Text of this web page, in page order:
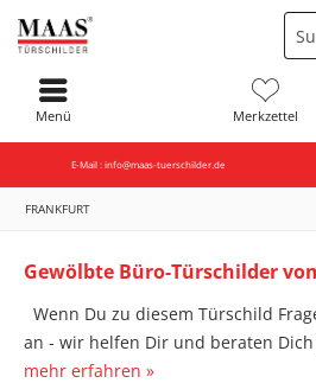
E-Mail : info@maas-tuerschilder.de
Merkzettel
Menü
FRANKFURT
Gewölbte Büro-Türschilder
Wenn Du zu diesem Türschild
an - wir helfen Dir und beraten Dich
mehr erfahren »